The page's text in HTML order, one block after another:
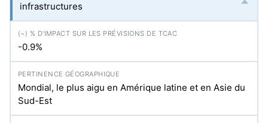
infrastructures
-0.9%
Mondial, le plus aigu en Amérique latine et en Asie du
Sud-Est